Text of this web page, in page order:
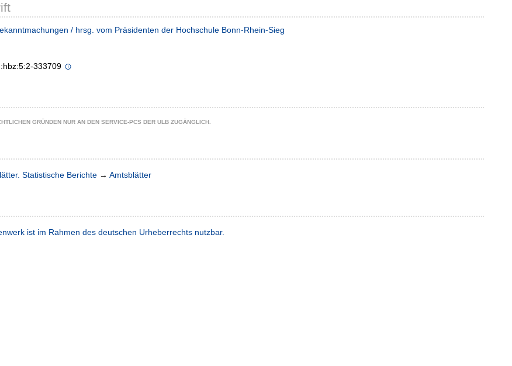
/ hrsg. vom Präsidenten der Hochschule Bonn-Rhein-Sieg
333709
GRÜNDEN NUR AN DEN SERVICE-PCS DER ULB ZUGÄNGLICH.
Statistische Berichte → Amtsblätter
ist im Rahmen des deutschen Urheberrechts nutzbar.